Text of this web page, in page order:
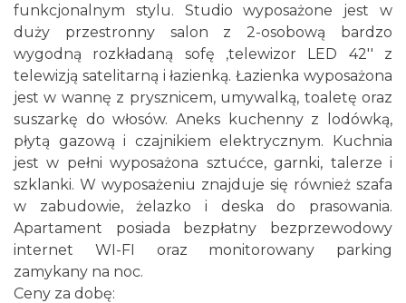
funkcjonalnym stylu. Studio wyposażone jest w
duży przestronny salon z 2-osobową bardzo
wygodną rozkładaną sofę ,telewizor LED 42'' z
telewizją satelitarną i łazienką. Łazienka wyposażona
jest w wannę z prysznicem, umywalką, toaletę oraz
suszarkę do włosów. Aneks kuchenny z lodówką,
płytą gazową i czajnikiem elektrycznym. Kuchnia
jest w pełni wyposażona sztućce, garnki, talerze i
szklanki. W wyposażeniu znajduje się również szafa
w zabudowie, żelazko i deska do prasowania.
Apartament posiada bezpłatny bezprzewodowy
internet WI-FI oraz monitorowany parking
zamykany na noc.
Ceny za dobę: